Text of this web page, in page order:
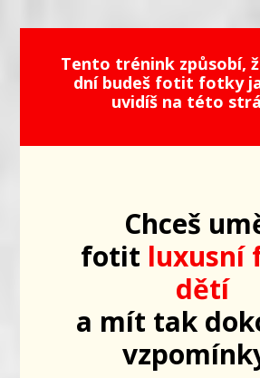
Tento trénink způsobí,
dní budeš fotit fotky
uvidíš na této
Chceš
fotit luxusní
dětí
a mít tak